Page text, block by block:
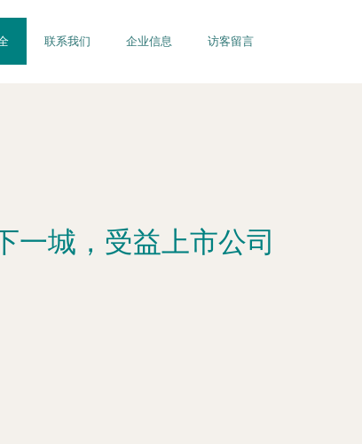
联系我们 企业信息 访客留言
一城，受益上市公司